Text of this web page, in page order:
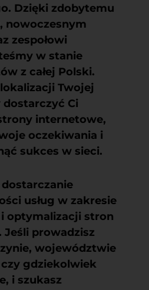
Dzięki zdobytemu
nowoczesnym
zespołowi
w stanie
z całej Polski.
Twojej
Ci
internetowe,
oczekiwania i
sukces w sieci.
usług w zakresie
optymalizacji stron
prowadzisz
województwie
gdziekolwiek
i szukasz